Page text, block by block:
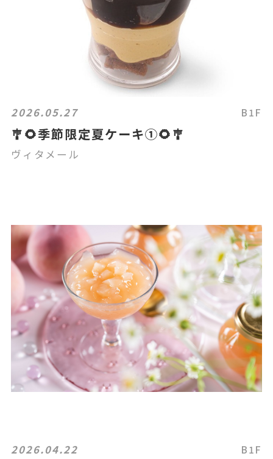
2026.05.27 B1F
🎐🌻季節限定夏ケーキ①🌻🎐
ヴィタメール
2026.04.22 B1F